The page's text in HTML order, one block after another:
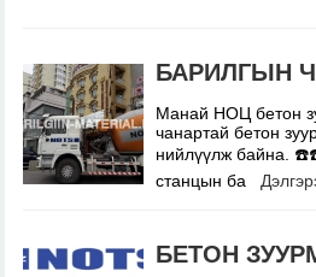
БАРИЛГЫН
Манай НОЦ бетон
чанартай бетон
нийлүүлж байна.
станцын ба
БЕТОН